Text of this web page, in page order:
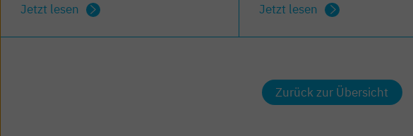
Jetzt lesen Jetzt lesen
Zurück zur Übersicht